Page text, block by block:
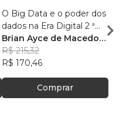
O Big Data e o poder dos
dados na Era Digital 2 ª
Edição:
Brian Ayce de Macedo
Marinho
R$ 215,32
R$ 170,46
Comprar